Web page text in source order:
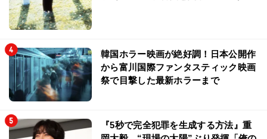
韓国ホラー映画が絶好調！日本公開作
から富川国際ファンタスティック映画
祭で目撃した最新ホラーまで
『5秒で完全犯罪を生成する方法』重